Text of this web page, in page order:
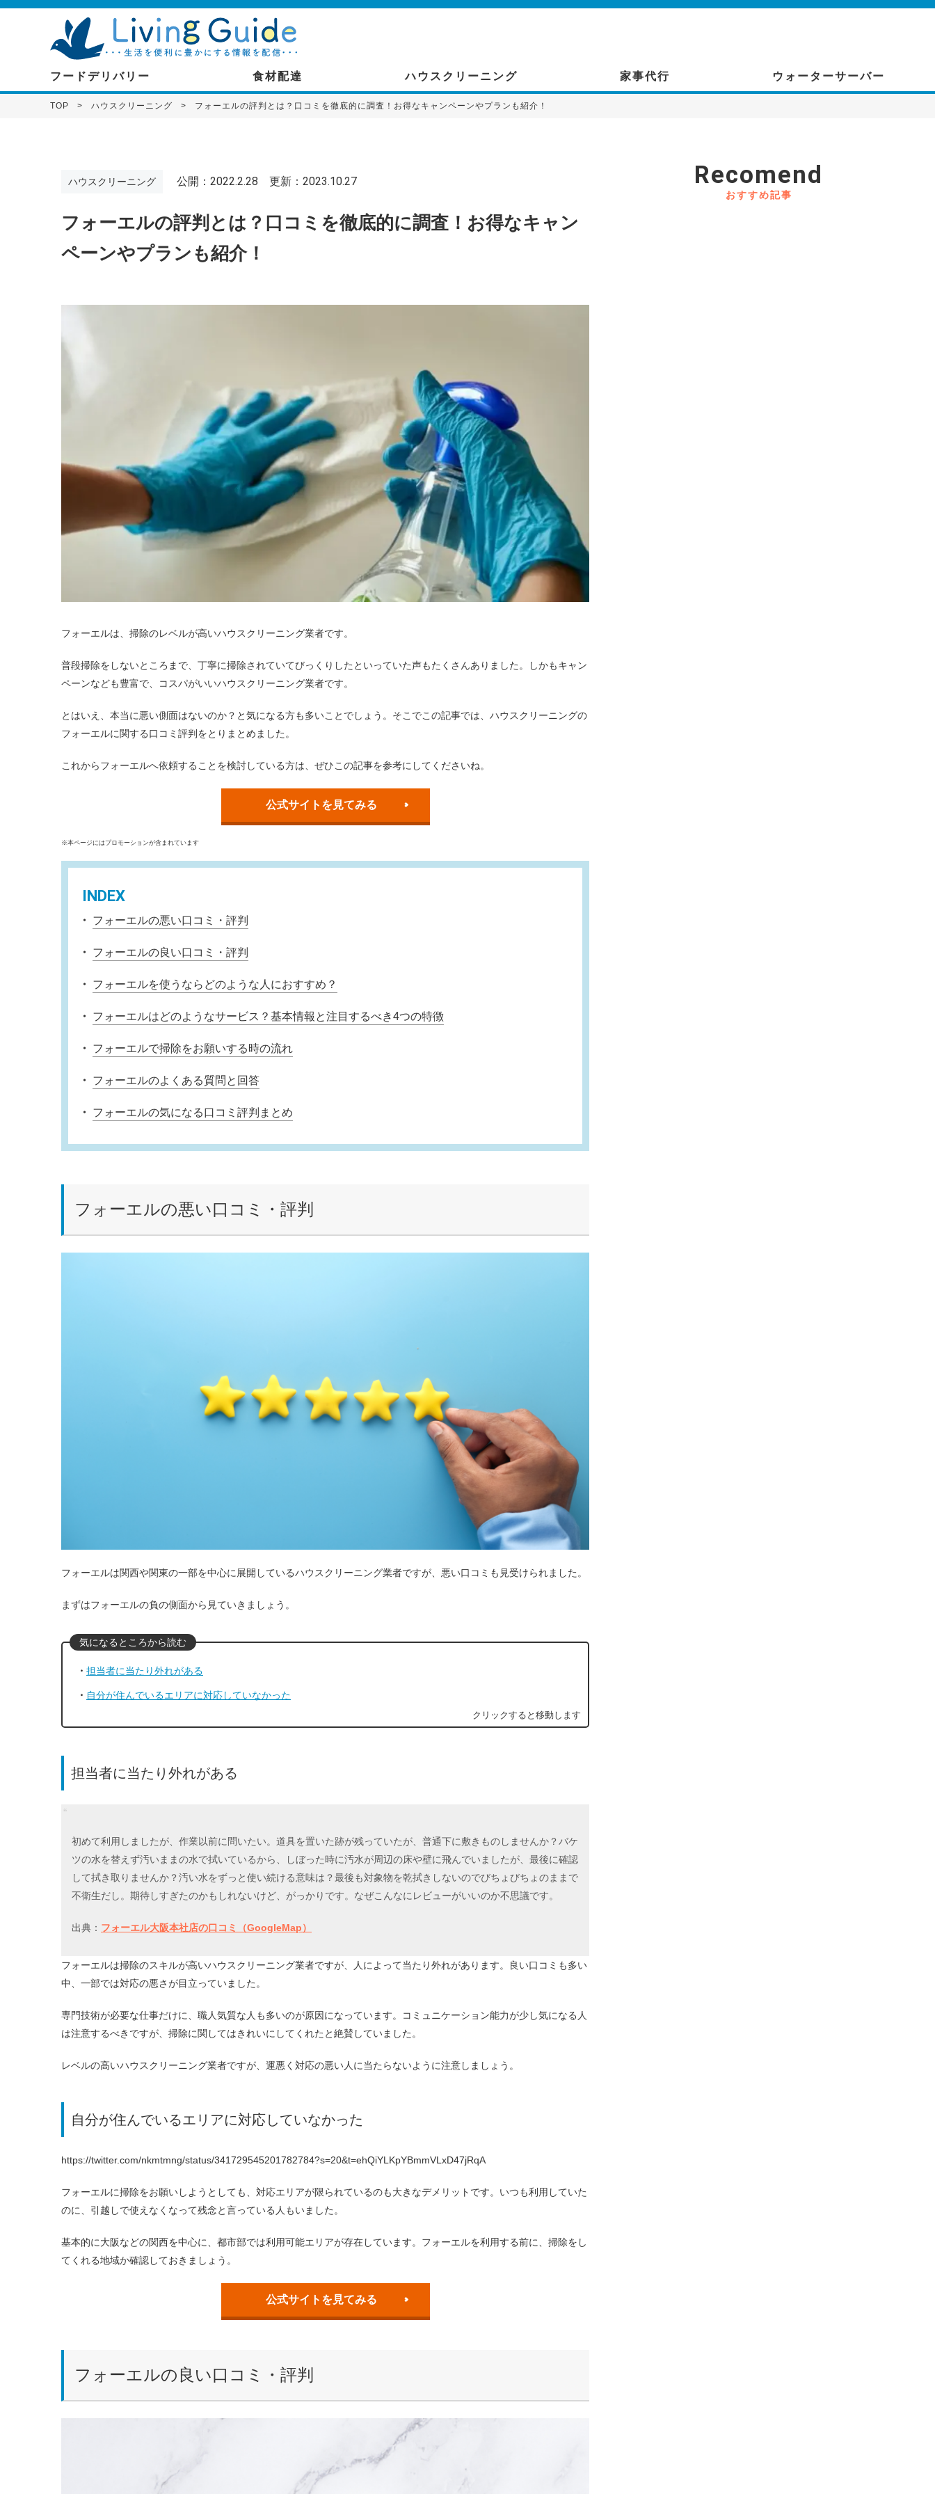
フードデリバリー 食材配達 ハウスクリーニング 家事代行 ウォーターサーバー
TOP ハウスクリーニング フォーエルの評判とは？口コミを徹底的に調査！お得なキャンペーンやプランも紹介！
ハウスクリーニング 公開：2022.2.28 更新：2023.10.27
フォーエルの評判とは？口コミを徹底的に調査！お得なキャン
ペーンやプランも紹介！
フォーエルは、掃除のレベルが高いハウスクリーニング業者です。
普段掃除をしないところまで、丁寧に掃除されていてびっくりしたといっていた声もたくさんありました。しかもキャン
ペーンなども豊富で、コスパがいいハウスクリーニング業者です。
とはいえ、本当に悪い側面はないのか？と気になる方も多いことでしょう。そこでこの記事では、ハウスクリーニングの
フォーエルに関する口コミ評判をとりまとめました。
これからフォーエルへ依頼することを検討している方は、ぜひこの記事を参考にしてくださいね。
公式サイトを見てみる
※本ページにはプロモーションが含まれています
INDEX
フォーエルの悪い口コミ・評判
フォーエルの良い口コミ・評判
フォーエルを使うならどのような人におすすめ？
フォーエルはどのようなサービス？基本情報と注目するべき4つの特徴
フォーエルで掃除をお願いする時の流れ
フォーエルのよくある質問と回答
フォーエルの気になる口コミ評判まとめ
フォーエルの悪い口コミ・評判
フォーエルは関西や関東の一部を中心に展開しているハウスクリーニング業者ですが、悪い口コミも見受けられました。
まずはフォーエルの負の側面から見ていきましょう。
担当者に当たり外れがある
自分が住んでいるエリアに対応していなかった
担当者に当たり外れがある
初めて利用しましたが、作業以前に問いたい。道具を置いた跡が残っていたが、普通下に敷きものしませんか？バケ
ツの水を替えず汚いままの水で拭いているから、しぼった時に汚水が周辺の床や壁に飛んでいましたが、最後に確認
して拭き取りませんか？汚い水をずっと使い続ける意味は？最後も対象物を乾拭きしないのでびちょびちょのままで
不衛生だし。期待しすぎたのかもしれないけど、がっかりです。なぜこんなにレビューがいいのか不思議です。
出典： フォーエル大阪本社店の口コミ（GoogleMap）
フォーエルは掃除のスキルが高いハウスクリーニング業者ですが、人によって当たり外れがあります。良い口コミも多い
中、一部では対応の悪さが目立っていました。
専門技術が必要な仕事だけに、職人気質な人も多いのが原因になっています。コミュニケーション能力が少し気になる人
は注意するべきですが、掃除に関してはきれいにしてくれたと絶賛していました。
レベルの高いハウスクリーニング業者ですが、運悪く対応の悪い人に当たらないように注意しましょう。
自分が住んでいるエリアに対応していなかった
https://twitter.com/nkmtmng/status/341729545201782784?s=20&t=ehQiYLKpYBmmVLxD47jRqA
フォーエルに掃除をお願いしようとしても、対応エリアが限られているのも大きなデメリットです。いつも利用していた
のに、引越しで使えなくなって残念と言っている人もいました。
基本的に大阪などの関西を中心に、都市部では利用可能エリアが存在しています。フォーエルを利用する前に、掃除をし
てくれる地域か確認しておきましょう。
公式サイトを見てみる
フォーエルの良い口コミ・評判
Recomend
おすすめ記事